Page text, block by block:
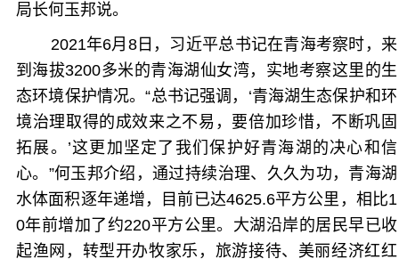
局长何玉邦说。
2021年6月8日，习近平总书记在青海考察时，来
到海拔3200多米的青海湖仙女湾，实地考察这里的生
态环境保护情况。“总书记强调，‘青海湖生态保护和环
境治理取得的成效来之不易，要倍加珍惜，不断巩固
拓展。’这更加坚定了我们保护好青海湖的决心和信
心。”何玉邦介绍，通过持续治理、久久为功，青海湖
水体面积逐年递增，目前已达4625.6平方公里，相比1
0年前增加了约220平方公里。大湖沿岸的居民早已收
起渔网，转型开办牧家乐，旅游接待、美丽经济红红